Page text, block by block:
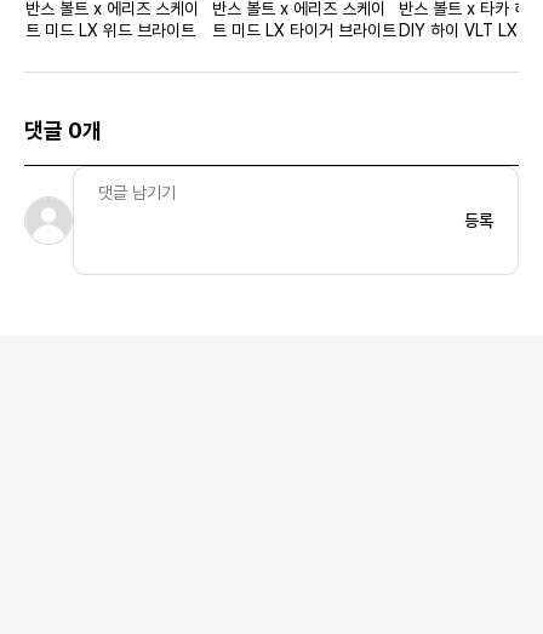
반스 볼트 x 에리즈 스케이
트 미드 LX 위드 브라이트
반스 볼트 x 에리즈 스케이
트 미드 LX 타이거 브라이트
반스 볼트 x 타카 하
DIY 하이 VLT LX 블
댓글 0개
등록